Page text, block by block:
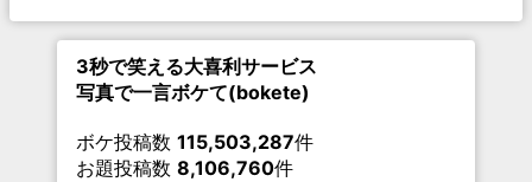
3秒で笑える大喜利サービス
写真で一言ボケて(bokete)
ボケ投稿数 115,503,287件
お題投稿数 8,106,760件